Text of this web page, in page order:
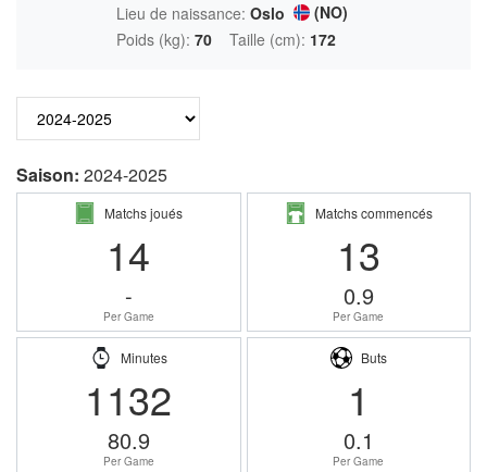
Lieu de naissance: Oslo
(NO)
Poids (kg): 70 Taille (cm): 172
Saison: 2024-2025
Matchs joués
14
-
Per Game
Matchs commencés
13
0.9
Per Game
Minutes
1132
80.9
Per Game
Buts
1
0.1
Per Game